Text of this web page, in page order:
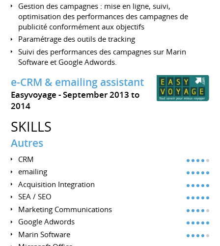
Gestion des campagnes : mise en ligne, suivi,
optimisation des performances des campagnes de
publicité conformément aux objectifs
Paramétrage des outils de tracking
Suivi des performances des campagnes sur Marin
Software et Google Adwords.
e-CRM & emailing assistant
Easyvoyage
September 2013 to
2014
SKILLS
Autres
CRM
emailing
Acquisition Integration
SEA / SEO
Marketing Communications
Google Adwords
Marin Software